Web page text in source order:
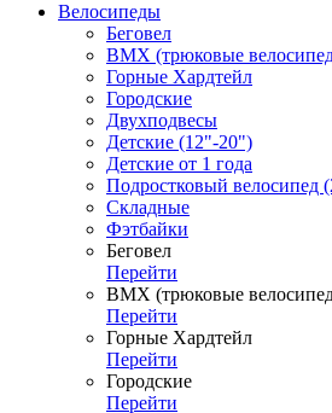
Велосипеды
Беговел
ВМХ (трюковые
Горные Хардтейл
Городские
Двухподвесы
Детские (12"-20")
Детские от 1 года
Подростковый велосипед
Складные
Фэтбайки
Беговел
Перейти
ВМХ (трюковые
Перейти
Горные Хардтейл
Перейти
Городские
Перейти